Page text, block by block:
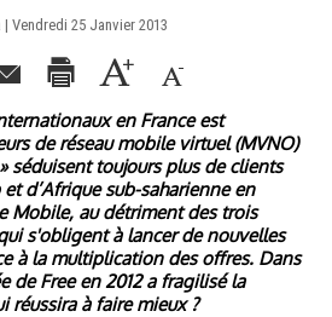
| Vendredi 25 Janvier 2013
en France est
de réseau mobile virtuel (MVNO)
séduisent toujours plus de clients
d’Afrique sub-saharienne en
Mobile, au détriment des trois
s'obligent à lancer de nouvelles
à la multiplication des offres. Dans
de Free en 2012 a fragilisé la
réussira à faire mieux ?